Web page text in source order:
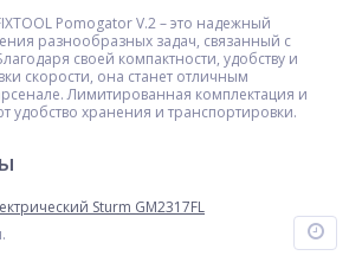
Pomogator V.2 – это надежный
разнообразных задач, связанный с
своей компактности, удобству и
скорости, она станет отличным
Лимитированная комплектация и
удобство хранения и транспортировки.
Sturm GM2317FL